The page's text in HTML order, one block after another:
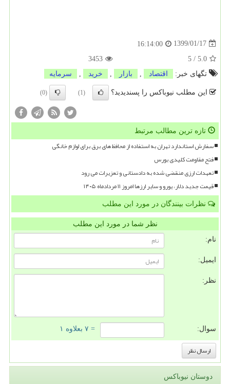
1399/01/17
16:14:00
5.0
/
5
3453
تگهای خبر:
اقتصاد بازار خرید سرمایه
این مطلب نیوباکس را پسندیدید؟ (1)
(0)
تازه ترین مطالب مرتبط
سفارش استاندارد تهران به استفاده از محافظ های برق برای لوازم خانگی
فتح مقاومت کلیدی بورس
تعهدات ارزی منقضی شده به دادستانی و تعزیرات می رود
قیمت جدید دلار، یورو و سایر ارزها امروز ۱۱ مردادماه ۱۴۰۵
نظرات بینندگان در مورد این مطلب
نظر شما در مورد این مطلب
نام:
ایمیل:
نظر:
سوال: = ۷ بعلاوه ۱
دوستان نیوباکس